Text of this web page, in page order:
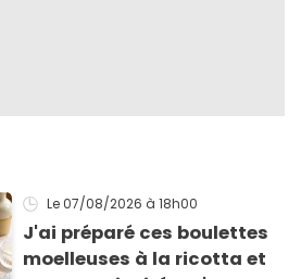
Le 07/08/2026 à 18h00
J'ai préparé ces boulettes
moelleuses à la ricotta et